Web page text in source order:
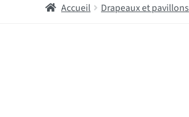
Accueil Drapeaux et pavillons